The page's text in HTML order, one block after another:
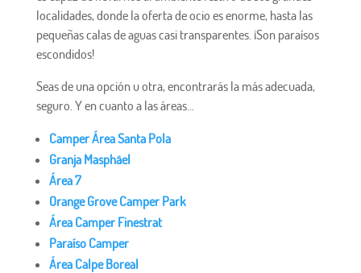
localidades, donde la oferta de ocio es enorme, hasta las
pequeñas calas de aguas casi transparentes. ¡Son paraísos
escondidos!
Seas de una opción u otra, encontrarás la más adecuada,
seguro. Y en cuanto a las áreas…
Camper Área Santa Pola
Granja Masphäel
Área 7
Orange Grove Camper Park
Área Camper Finestrat
Paraíso Camper
Área Calpe Boreal